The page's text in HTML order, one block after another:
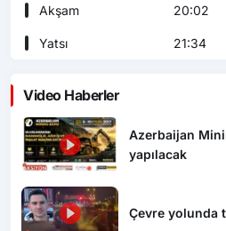
Akşam 20:02
Yatsı 21:34
Video Haberler
Azerbaijan
yapılacak
Çevre yolunda